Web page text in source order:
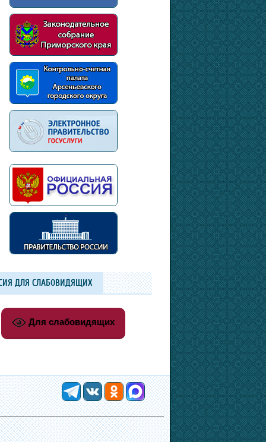
ДЛЯ СЛАБОВИДЯЩИХ
Для слабовидящих